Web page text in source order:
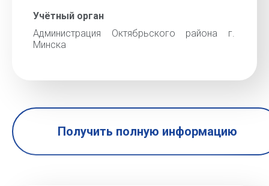
Учётный орган
Администрация Октябрьского района г.
Минска
Получить полную информацию